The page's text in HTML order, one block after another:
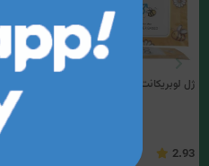
ژل لوبریکانت بادیگارد (حجم دهنده)
2.93